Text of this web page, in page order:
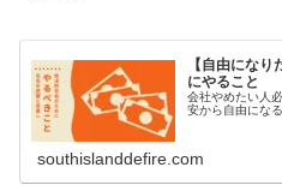
【自由にな
にやること
会社やめたい人
安から自由にな
southislanddefire.com